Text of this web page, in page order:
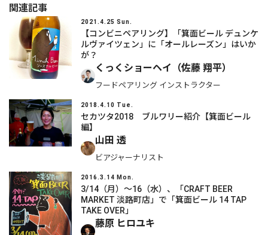
関連記事
2021.4.25 Sun.
【コンビニペアリング】「箕面ビール デュンケ
ルヴァイツェン」に「オールレーズン」はいか
が？
くっくショーヘイ（佐藤 翔平）
フードペアリング インストラクター
2018.4.10 Tue.
セカツタ2018 ブルワリー紹介【箕面ビール
編】
山田 透
ビアジャーナリスト
2016.3.14 Mon.
3/14（月）～16（水）、「CRAFT BEER
MARKET 淡路町店」で「箕面ビール 14 TAP
TAKE OVER」
藤原 ヒロユキ